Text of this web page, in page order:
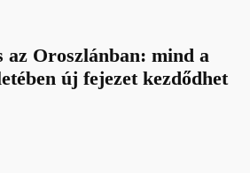
az Oroszlánban: mind a
új fejezet kezdődhet